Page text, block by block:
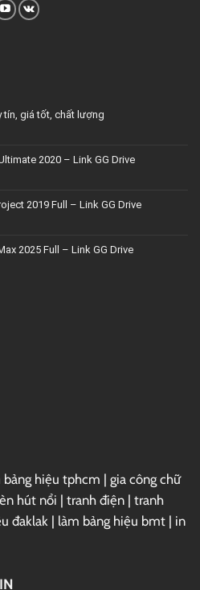
tín, giá tốt, chất lượng
2020 – Link GG Drive
2019 Full – Link GG Drive
2025 Full – Link GG Drive
bảng hiệu tphcm | gia công chữ
hút nổi | tranh điện | tranh
đaklak | làm bảng hiệu bmt | in